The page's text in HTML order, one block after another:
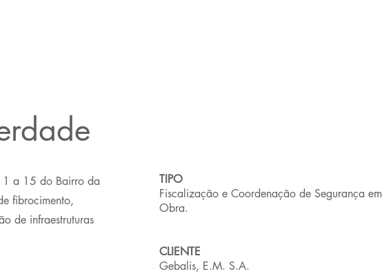
1 a 15 do Bairro da
fibrocimento,
de infraestruturas
TIPO
Fiscalização e Coordenação de Segurança em
Obra.
CLIENTE
Gebalis, E.M. S.A.